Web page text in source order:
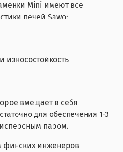
Mini имеют все
печей Sawo:
износостойкость
вмещает в себя
для обеспечения 1-3
паром.
финских инженеров